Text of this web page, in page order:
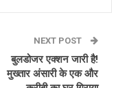
NEXT POST
बुलडोजर एक्शन जारी है!
मुख्तार अंसारी के एक और